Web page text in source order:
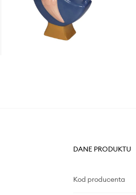
DANE PRODUKTU
Kod producenta